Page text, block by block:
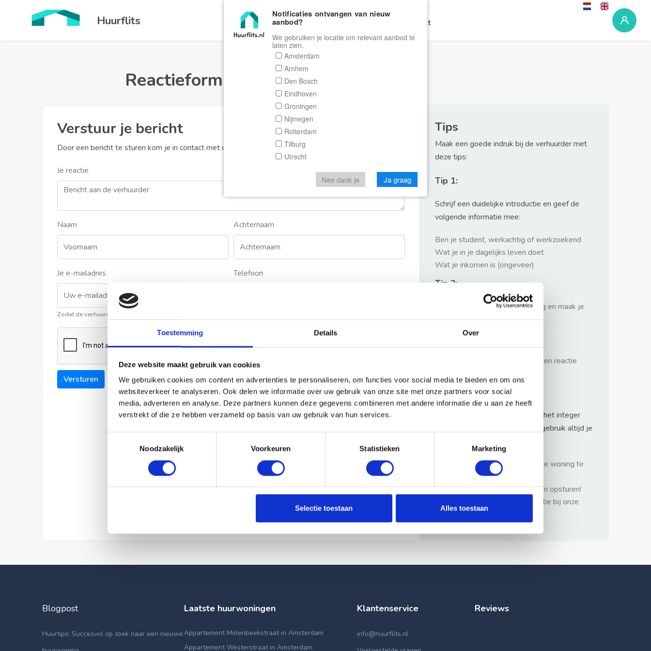
Toestemming Details Over
Deze website maakt gebruik van cookies
We gebruiken cookies om content en advertenties te personaliseren, om functies voor social media te bieden en om ons
websiteverkeer te analyseren. Ook delen we informatie over uw gebruik van onze site met onze partners voor social
media, adverteren en analyse. Deze partners kunnen deze gegevens combineren met andere informatie die u aan ze heeft
verstrekt of die ze hebben verzameld op basis van uw gebruik van hun services.
Noodzakelijk
Voorkeuren Statistieken Marketing
Selectie toestaan Alles toestaan
Huurflits Home Zoeken Contact
Reactieformulier Huurflits
Verstuur je bericht
Door een bericht te sturen kom je in contact met de aanbieder of makelaar van de woning.
Je reactie
Naam Achternaam
Je e-mailadres
Zodat de verhuurder contact met u kan opnemen
Telefoon
Versturen
Tips
Maak een goede indruk bij de verhuurder met
deze tips:
Tip 1:
Schrijf een duidelijke introductie en geef de
volgende informatie mee:
Ben je student, werkachtig of werkzoekend
Wat je in je dagelijks leven doet
Wat je inkomen is (ongeveer)
Tip 2:
Wees beleefd, niet te langdradig en maak je
verhaal kort
Wacht niet met reageren. Snel een reactie
Waarschuwing
Huurflits hecht veel waarde aan het integer
handelen van verhuurders maar gebruik altijd je
1: Nooit vooraf betalen zonder de woning te
hebben gezien.
2: Geen persoonlijke documenten opsturen!
3: Meld bij misbruik de advertentie bij onze
klantenservice.
Blogpost
Huurtips: Succesvol op zoek naar een nieuwe
Laatste huurwoningen
Appartement Molenbeekstraat in Amsterdam
Appartement Westerstraat in Amsterdam
Klantenservice
info@huurflits.nl
Reviews
Notificaties ontvangen van nieuw
aanbod?
We gebruiken je locatie om relevant aanbod te
laten zien.
Amsterdam
Arnhem
Den Bosch
Eindhoven
Groningen
Nijmegen
Rotterdam
Tilburg
Utrecht
Nee dank je Ja graag